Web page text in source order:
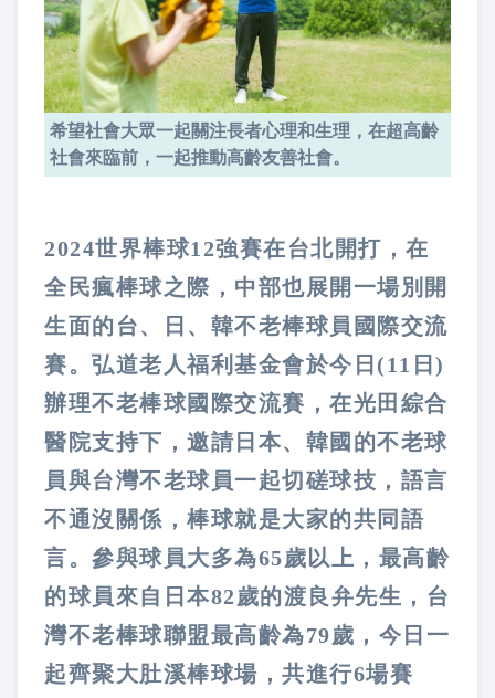
希望社會大眾一起關注長者心理和生理，在超高齡
社會來臨前，一起推動高齡友善社會。
2024世界棒球12強賽在台北開打，在
全民瘋棒球之際，中部也展開一場別開
生面的台、日、韓不老棒球員國際交流
賽。弘道老人福利基金會於今日(11日)
辦理不老棒球國際交流賽，在光田綜合
醫院支持下，邀請日本、韓國的不老球
員與台灣不老球員一起切磋球技，語言
不通沒關係，棒球就是大家的共同語
言。參與球員大多為65歲以上，最高齡
的球員來自日本82歲的渡良弁先生，台
灣不老棒球聯盟最高齡為79歲，今日一
起齊聚大肚溪棒球場，共進行6場賽